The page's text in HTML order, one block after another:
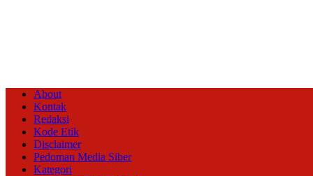
About
Kontak
Redaksi
Kode Etik
Disclaimer
Pedoman Media Siber
Kategori